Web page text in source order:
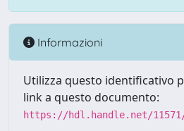
Informazioni
Utilizza questo identificativo
link a questo documento:
https://hdl.handle.net/11571/